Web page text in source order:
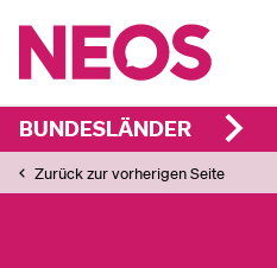
BUNDESLÄNDER
Zurück zur vorherigen Seite